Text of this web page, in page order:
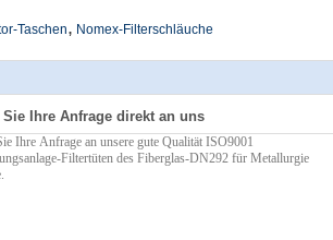
Taschen, Nomex-Filterschläuche
Sie Ihre Anfrage direkt an uns